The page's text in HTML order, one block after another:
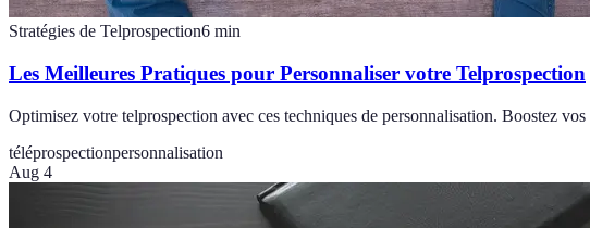
Stratégies de Telprospection6 min
Les Meilleures Pratiques pour Personnaliser votre Telprospection
Optimisez votre telprospection avec ces techniques de personnalisation. Boostez
téléprospectionpersonnalisation
Aug 4